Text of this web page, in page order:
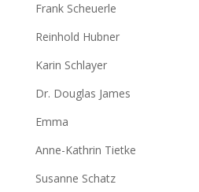
Frank Scheuerle
Reinhold Hubner
Karin Schlayer
Dr. Douglas James
Emma
Anne-Kathrin Tietke
Susanne Schatz